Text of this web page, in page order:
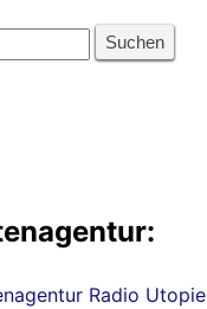
Radio Utopie